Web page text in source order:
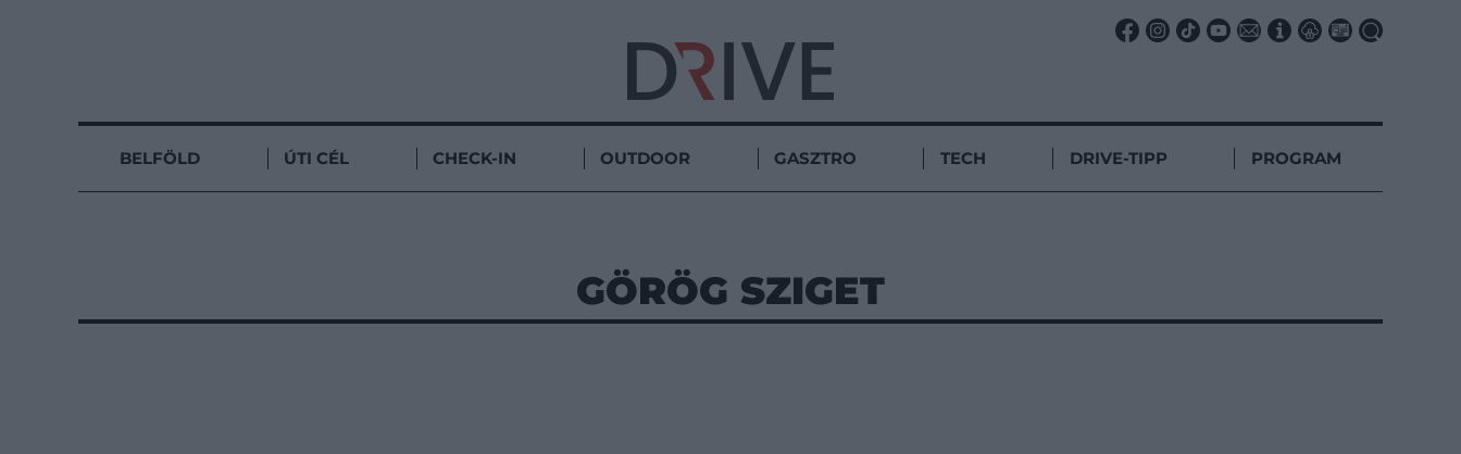
BELFÖLD ÚTI CÉL CHECK-IN OUTDOOR GASZTRO TECH DRIVE-TIPP PROGRAM
GÖRÖG SZIGET